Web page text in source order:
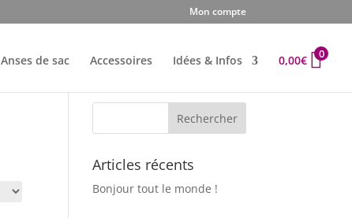
Mon compte
Anses de sac Accessoires Idées & Infos 0,00€ 0
Articles récents
Bonjour tout le monde !